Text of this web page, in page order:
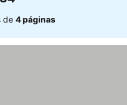
de 4 páginas